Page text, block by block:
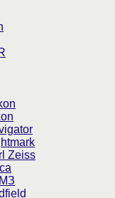
Zeiss